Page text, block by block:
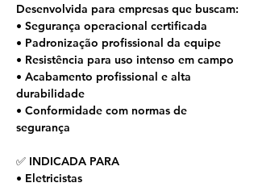
Desenvolvida para empresas que buscam:
• Segurança operacional certificada
• Padronização profissional da equipe
• Resistência para uso intenso em campo
• Acabamento profissional e alta
durabilidade
• Conformidade com normas de
segurança
✅ INDICADA PARA
• Eletricistas